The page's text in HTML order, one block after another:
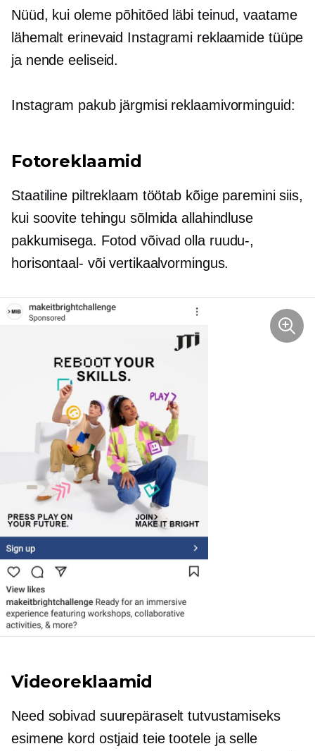
Nüüd, kui oleme põhitõed läbi teinud, vaatame
lähemalt erinevaid Instagrami reklaamide tüüpe
ja nende eeliseid.
Instagram pakub järgmisi reklaamivorminguid:
Fotoreklaamid
Staatiline piltreklaam töötab kõige paremini siis,
kui soovite tehingu sõlmida allahindluse
pakkumisega. Fotod võivad olla ruudu-,
horisontaal- või vertikaalvormingus.
Videoreklaamid
Need sobivad suurepäraselt tutvustamiseks
esimene kord ostjaid teie tootele ja selle